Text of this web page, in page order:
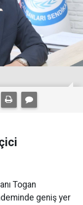
Togan
geniş yer